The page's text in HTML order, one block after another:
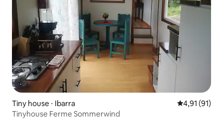
Tiny house ⋅ Ibarra Évaluation
4,91 (91)
Tinyhouse Ferme Sommerwind